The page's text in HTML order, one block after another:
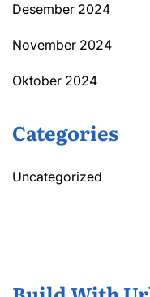
Desember 2024
November 2024
Oktober 2024
Categories
Uncategorized